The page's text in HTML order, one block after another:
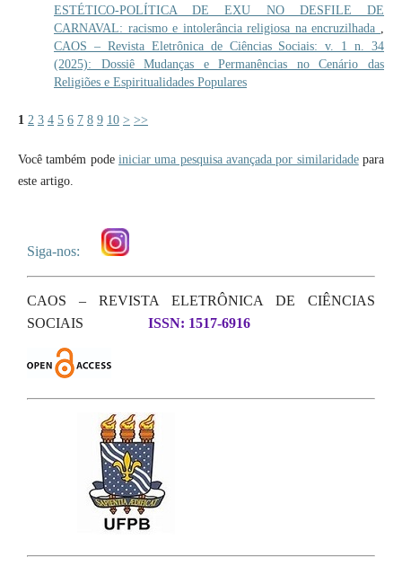
ESTÉTICO-POLÍTICA DE EXU NO DESFILE DE
CARNAVAL: racismo e intolerância religiosa na encruzilhada
CAOS – Revista Eletrônica de Ciências Sociais: v. 1 n. 34
(2025): Dossiê Mudanças e Permanências no Cenário das
Religiões e Espiritualidades Populares
1 2 3 4 5 6 7 8 9 10 > >>
Você também pode iniciar uma pesquisa avançada por similaridadepara
este artigo.
Siga-nos:
CAOS – REVISTA ELETRÔNICA DE CIÊNCIAS
SOCIAIS
ISSN: 1517-6916